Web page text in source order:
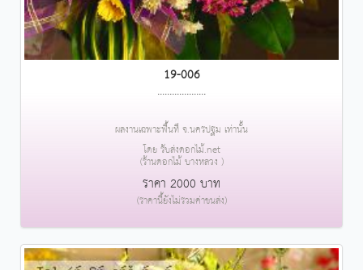
19-006
....................
ผลงานเฉพาะพื้นที่ จ.นครปฐม เท่านั้น
โดย รับส่งดอกไม้.net
(ร้านดอกไม้ บางหลวง )
ราคา 2000 บาท
(ราคานี้ยังไม่รวมค่าขนส่ง)